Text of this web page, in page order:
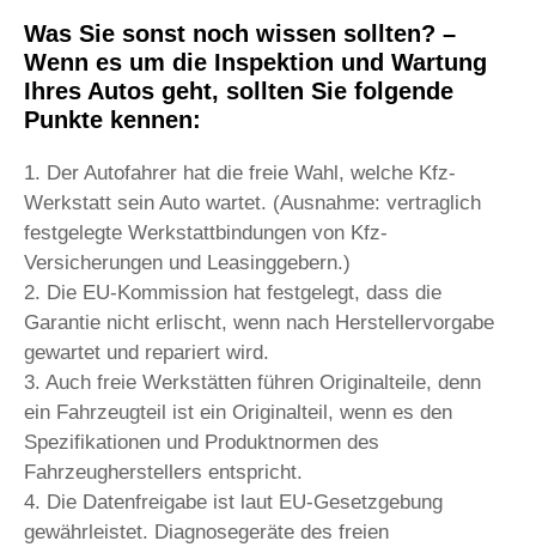
Was Sie sonst noch wissen sollten? –
Wenn es um die Inspektion und Wartung
Ihres Autos geht, sollten Sie folgende
Punkte kennen:
1. Der Autofahrer hat die freie Wahl, welche Kfz-
Werkstatt sein Auto wartet. (Ausnahme: vertraglich
festgelegte Werkstattbindungen von Kfz-
Versicherungen und Leasinggebern.)
2. Die EU-Kommission hat festgelegt, dass die
Garantie nicht erlischt, wenn nach Herstellervorgabe
gewartet und repariert wird.
3. Auch freie Werkstätten führen Originalteile, denn
ein Fahrzeugteil ist ein Originalteil, wenn es den
Spezifikationen und Produktnormen des
Fahrzeugherstellers entspricht.
4. Die Datenfreigabe ist laut EU-Gesetzgebung
gewährleistet. Diagnosegeräte des freien